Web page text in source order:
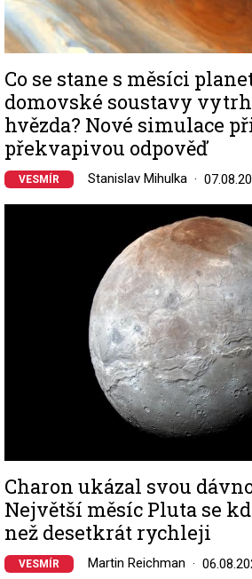
Co se stane s měsíci
domovské soustavy
hvězda? Nové simulace
překvapivou odpověď
VESMÍR Stanislav Mihulka
Charon ukázal svou
Největší měsíc Pluta se
než desetkrát rychleji
VESMÍR Martin Reichman